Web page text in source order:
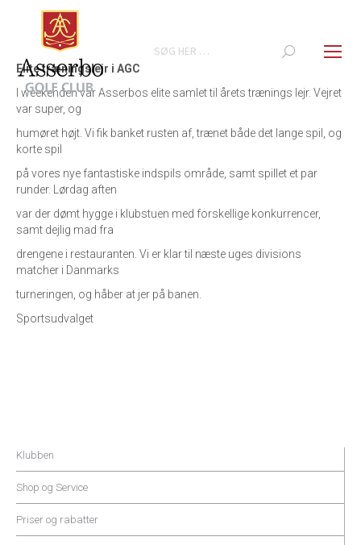
Search:
Elite træningslejr i AGC
I weekenden var Asserbos elite samlet til årets trænings lejr. Vejret
var super, og
humøret højt. Vi fik banket rusten af, trænet både det lange spil, og
korte spil
på vores nye fantastiske indspils område, samt spillet et par
runder. Lørdag aften
var der dømt hygge i klubstuen med forskellige konkurrencer,
samt dejlig mad fra
drengene i restauranten. Vi er klar til næste uges divisions
matcher i Danmarks
turneringen, og håber at jer på banen.
Sportsudvalget
Klubben
Shop og Service
Priser og rabatter